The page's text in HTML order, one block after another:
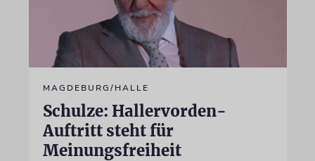
MAGDEBURG/HALLE
Schulze: Hallervorden-
Auftritt steht für
Meinungsfreiheit